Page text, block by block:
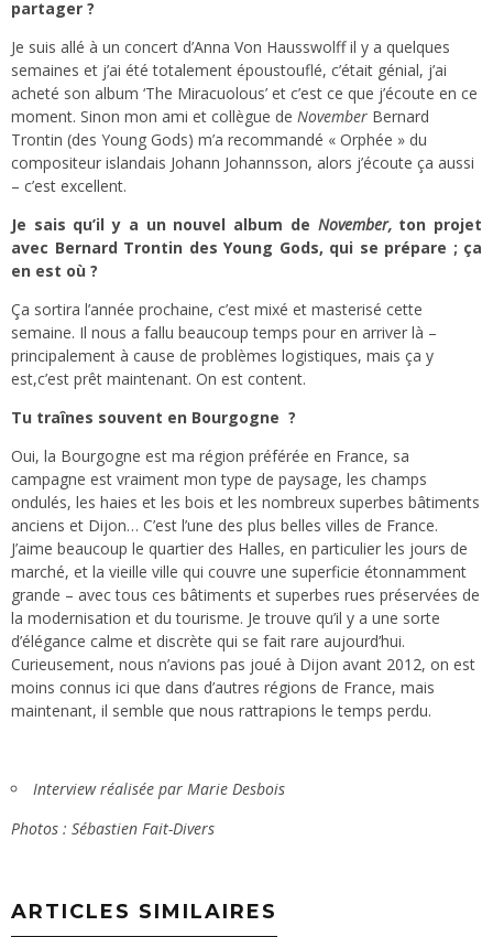
partager ?
Je suis allé à un concert d’Anna Von Hausswolffil y a quelques
semaines et j’ai été totalement époustouflé, c’était génial, j’ai
acheté son album ‘The Miracuolous’ et c’est ce que j’écoute en ce
moment. Sinon mon ami et collègue de November Bernard
Trontin (des Young Gods) m’a recommandé « Orphée » du
compositeur islandais Johann Johannsson, alors j’écoute ça aussi
– c’est excellent.
Je sais qu’il y a un nouvel album de November, ton projet
avec Bernard Trontin des Young Gods, qui se prépare ; ça
en est où ?
Ça sortira l’année prochaine, c’est mixé et masterisé cette
semaine. Il nous a fallu beaucoup temps pour en arriver là –
principalement à cause de problèmes logistiques, mais ça y
est,c’est prêt maintenant. On est content.
Tu traînes souvent en Bourgogne ?
Oui, la Bourgogne est ma région préférée en France, sa
campagne est vraiment mon type de paysage, les champs
ondulés, les haies et les bois et les nombreux superbes bâtiments
anciens et Dijon… C’est l’une des plus belles villes de France.
J’aime beaucoup le quartier des Halles, en particulier les jours de
marché, et la vieille ville qui couvre une superficie étonnamment
grande – avec tous ces bâtiments et superbes rues préservées de
la modernisation et du tourisme. Je trouve qu’il y a une sorte
d’élégance calme et discrète qui se fait rare aujourd’hui.
Curieusement, nous n’avions pas joué à Dijon avant 2012, on est
moins connus ici que dans d’autres régions de France, mais
maintenant, il semble que nous rattrapions le temps perdu.
Interview réalisée par Marie Desbois
Photos : Sébastien Fait-Divers
ARTICLES SIMILAIRES